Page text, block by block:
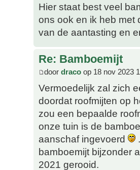
Hier staat best veel
ons ook en ik heb met
van de aantasting en
Re: Bamboemijt
door draco op 18 nov 2023
Vermoedelijk zal zich
doordat roofmijten op
zou een bepaalde
onze tuin is de
aanschaf ingevoerd
bamboemijt bijzonder
2021 gerooid.